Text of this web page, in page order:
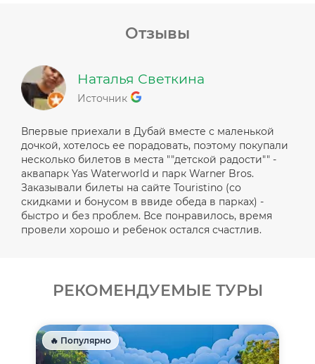
Отзывы
Наталья Светкина
Источник
Впервые приехали в Дубай вместе с маленькой
дочкой, хотелось ее порадовать, поэтому покупали
несколько билетов в места ""детской радости"" -
аквапарк Yas Waterworld и парк Warner Bros.
Заказывали билеты на сайте Touristino (со
скидками и бонусом в ввиде обеда в парках) -
быстро и без проблем. Все понравилось, время
провели хорошо и ребенок остался счастлив.
РЕКОМЕНДУЕМЫЕ ТУРЫ
🔥 Популярно